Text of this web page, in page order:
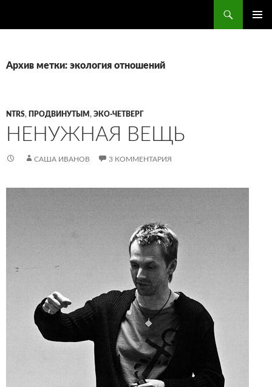
Архив метки: экология отношений
NTRS, ПРОДВИНУТЫМ , ЭКО-ЧЕТВЕРГ
НЕНУЖНАЯ ВЕЩЬ
САША ИВАНОВ 3 КОММЕНТАРИЯ